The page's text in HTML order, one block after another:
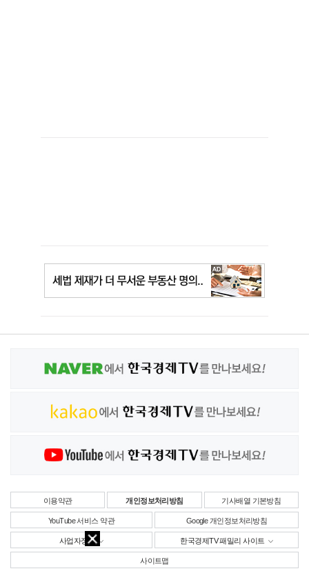
이용약관 개인정보처리방침 기사배열 기본방침
YouTube 서비스 약관 Google 개인정보처리방침
사업자정보 한국경제TV 패밀리 사이트
사이트맵